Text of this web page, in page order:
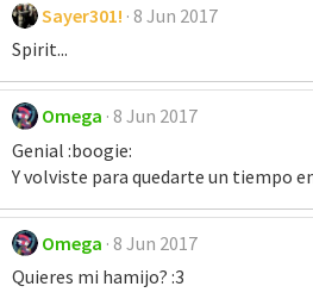
Sayer301! 8 Jun 2017
Spirit...
Omega 8 Jun 2017
Genial :boogie:
Y volviste para quedarte un tiempo
Omega 8 Jun 2017
Quieres mi hamijo? :3